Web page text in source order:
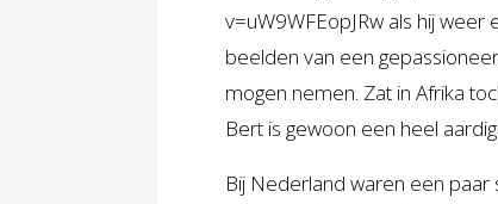
v=uW9WFEopJRw als hij weer
beelden van een
mogen nemen. Zat in Afrika
Bert is gewoon een heel
Bij Nederland waren een